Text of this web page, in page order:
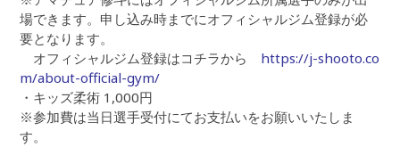
場できます。申し込み時までにオフィシャルジム登録が必
要となります。
オフィシャルジム登録はコチラから https://j-shooto.co
m/about-official-gym/
・キッズ柔術 1,000円
※参加費は当日選手受付にてお支払いをお願いいたしま
す。